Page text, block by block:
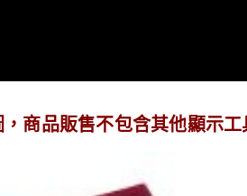
商品販售不包含其他顯示